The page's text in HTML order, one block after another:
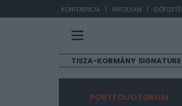
KONFERENCIA | ÁRFOLYAM |
TISZA-KORMÁNY SIGNATURE
PORTFOLIO FORUM